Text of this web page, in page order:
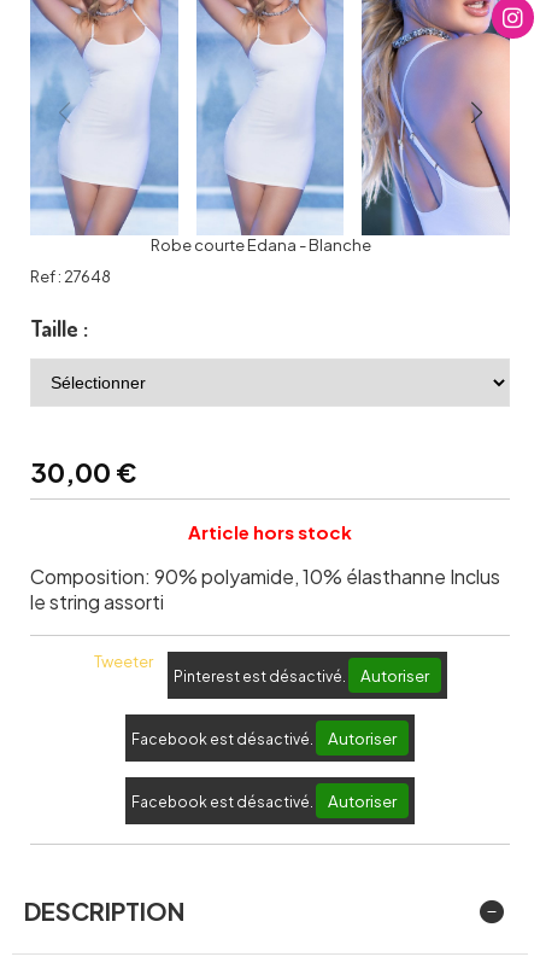
Robe courte Edana - Blanche
Ref : 27648
Taille :
30,00 €
Article hors stock
Composition: 90% polyamide, 10% élasthanne Inclus
le string assorti
Tweeter
Pinterest est désactivé. Autoriser
Facebook est désactivé. Autoriser
Facebook est désactivé. Autoriser
DESCRIPTION